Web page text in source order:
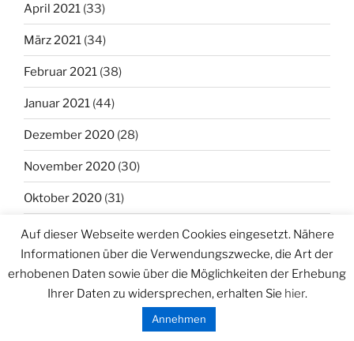
April 2021 (33)
März 2021 (34)
Februar 2021 (38)
Januar 2021 (44)
Dezember 2020 (28)
November 2020 (30)
Oktober 2020 (31)
September 2020(21)
August 2020(27)
Juli 2020 (37)
Auf dieser Webseite werden Cookies eingesetzt. Nähere
Informationen über die Verwendungszwecke, die Art der
erhobenen Daten sowie über die Möglichkeiten der Erhebung
Ihrer Daten zu widersprechen, erhalten Sie hier.
Annehmen